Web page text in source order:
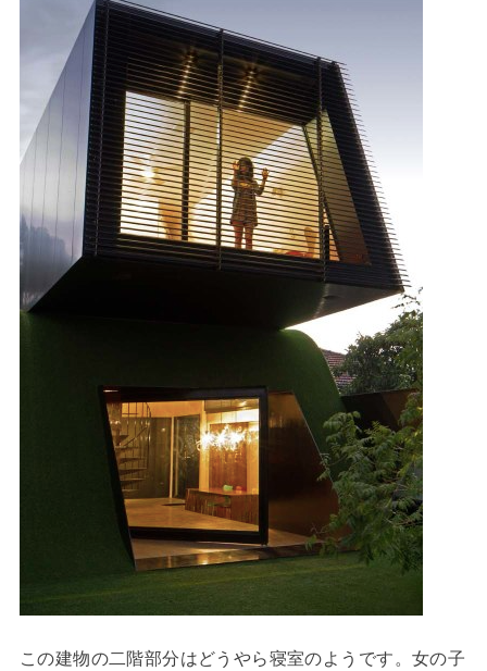
この建物の二階部分はどうやら寝室のようです。女の子